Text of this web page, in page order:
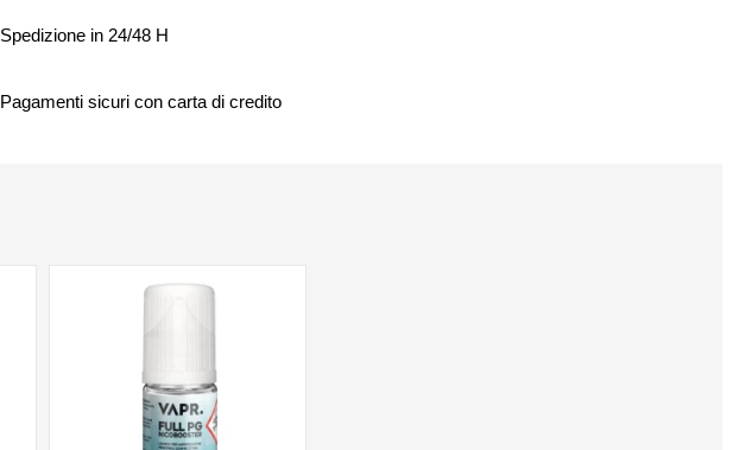
Spedizione in 24/48 H
Pagamenti sicuri con carta di credito